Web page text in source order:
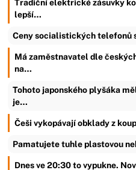
Tradiční elektrické zásuvky
lepší…
Ceny socialistických telefonů
Má zaměstnavatel dle
na…
Tohoto japonského plyšáka
je…
Češi vykopávají obklady z
Pamatujete tuhle plastovou
Dnes ve 20:30 to vypukne.